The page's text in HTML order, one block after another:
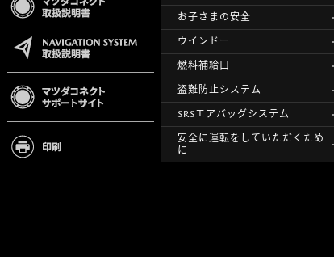
お子さまの安全
ウインドー
燃料補給口
盗難防止システム
SRSエアバッグシステム
安全に運転をしていただくため
に